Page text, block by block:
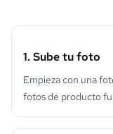
1. Sube tu foto
Empieza con una
fotos de producto